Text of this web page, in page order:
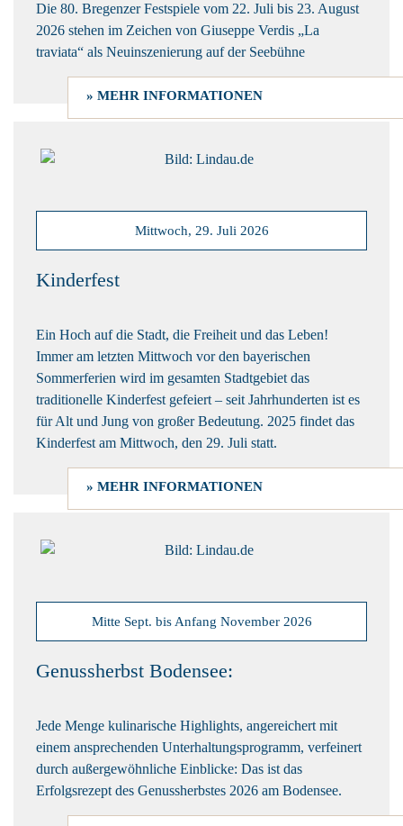
Die 80. Bregenzer Festspiele vom 22. Juli bis 23. August
2026 stehen im Zeichen von Giuseppe Verdis „La
traviata“ als Neuinszenierung auf der Seebühne
» MEHR INFORMATIONEN
Mittwoch, 29. Juli 2026
Kinderfest
Ein Hoch auf die Stadt, die Freiheit und das Leben!
Immer am letzten Mittwoch vor den bayerischen
Sommerferien wird im gesamten Stadtgebiet das
traditionelle Kinderfest gefeiert – seit Jahrhunderten ist es
für Alt und Jung von großer Bedeutung. 2025 findet das
Kinderfest am Mittwoch, den 29. Juli statt.
» MEHR INFORMATIONEN
Mitte Sept. bis Anfang November 2026
Genussherbst Bodensee:
Jede Menge kulinarische Highlights, angereichert mit
einem ansprechenden Unterhaltungsprogramm, verfeinert
durch außergewöhnliche Einblicke: Das ist das
Erfolgsrezept des Genussherbstes 2026 am Bodensee.